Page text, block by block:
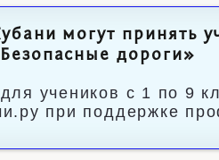
могут принять
дороги»
учеников с 1 по 9
при поддержке